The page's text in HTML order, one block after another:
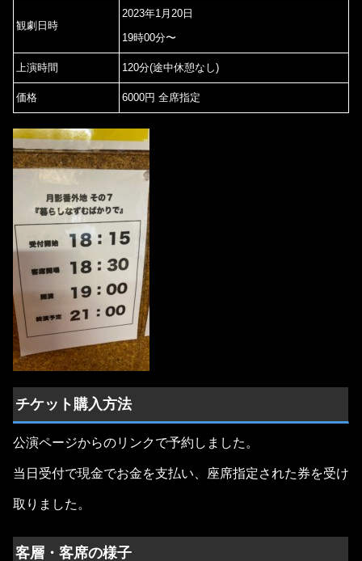
観劇日時
2023年1月20日
19時00分〜
上演時間 120分(途中休憩なし)
価格 6000円 全席指定
チケット購入方法
公演ページからのリンクで予約しました。
当日受付で現金でお金を支払い、座席指定された券を受け
取りました。
客層・客席の様子